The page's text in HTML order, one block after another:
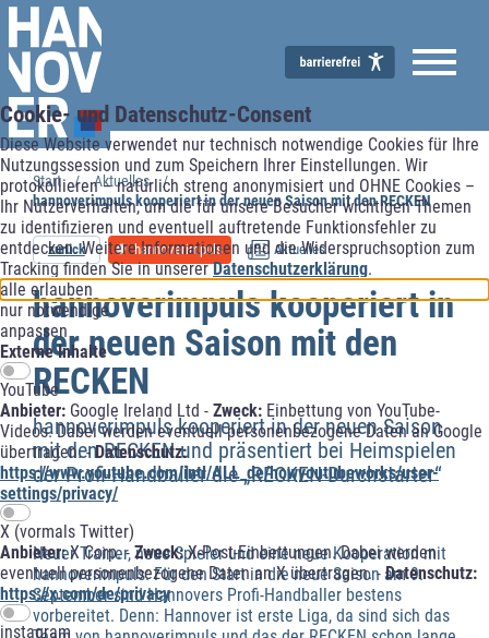
Cookie- und Datenschutz-Consent
Diese Website verwendet nur technisch notwendige Cookies für Ihre
Nutzungssession und zum Speichern Ihrer Einstellungen. Wir
protokollieren – natürlich streng anonymisiert und OHNE Cookies –
Ihr Nutzerverhalten, um die für unsere Besucher wichtigen Themen
zu identifizieren und eventuell auftretende Funktionsfehler zu
entdecken. Weitere Informationen und die Widerspruchsoption zum
Tracking finden Sie in unsererDatenschutzerklärung.
alle erlauben
nur notwendige
anpassen
Externe Inhalte
YouTube
Anbieter: Google Ireland Ltd - Zweck: Einbettung von YouTube-
Videos. Dabei werden eventuell personenbezogene Daten an Google
übertragen. -Datenschutz:
https://www.youtube.com/intl/ALL_de/howyoutubeworks/user-
settings/privacy/
X (vormals Twitter)
Anbieter:X Corp. -Zweck:X-Post-Einbettungen. Dabei werden
eventuell personenbezogene Daten an X übertragen. - Datenschutz:
https://x.com/de/privacy
instagram
Wirtschaftsförderung
Start
Aktuelles
hannoverimpuls kooperiert in der neuen Saison mit den RECKEN
zurück hannoverimpuls Aktuelles
hannoverimpuls kooperiert in
der neuen Saison mit den
RECKEN
hannoverimpuls kooperiert in der neuen Saison
mit den RECKEN und präsentiert bei Heimspielen
der Profi-Handballer die „RECKEN-Durchstarter“
Neuer Trainer, neue Spieler und eine neue Kooperation mit
hannoverimpuls: Für den Start in die neue Saison am 9.
September sind Hannovers Profi-Handballer bestens
vorbereitet. Denn: Hannover ist erste Liga, da sind sich das